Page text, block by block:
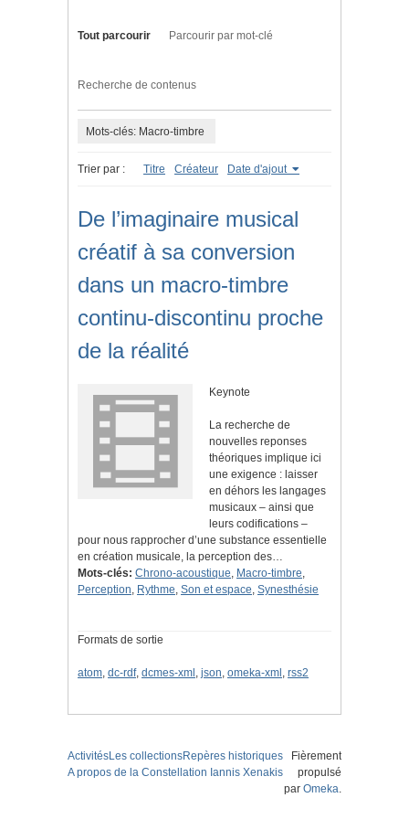
Tout parcourir Parcourir par mot-clé
Recherche de contenus
Mots-clés: Macro-timbre
Trier par : Titre Créateur Date d'ajout
De l’imaginaire musical
créatif à sa conversion
dans un macro-timbre
continu-discontinu proche
de la réalité
Keynote
La recherche de
nouvelles reponses
théoriques implique ici
une exigence : laisser
en déhors les langages
musicaux – ainsi que
leurs codifications –
pour nous rapprocher d’une substance essentielle
en création musicale, la perception des…
Mots-clés: Chrono-acoustique, Macro-timbre,
Perception, Rythme, Son et espace, Synesthésie
Formats de sortie
atom, dc-rdf, dcmes-xml , json, omeka-xml , rss2
ActivitésLes collectionsRepères historiques
A propos de la Constellation Iannis Xenakis
Fièrement
propulsé
par Omeka.